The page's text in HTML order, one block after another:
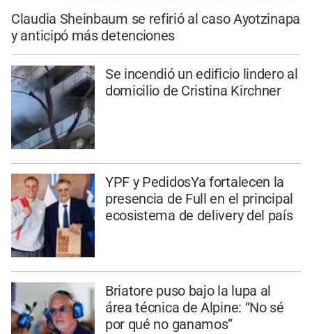
Claudia Sheinbaum se refirió al caso Ayotzinapa
y anticipó más detenciones
Se incendió un edificio lindero al
domicilio de Cristina Kirchner
YPF y PedidosYa fortalecen la
presencia de Full en el principal
ecosistema de delivery del país
Briatore puso bajo la lupa al
área técnica de Alpine: “No sé
por qué no ganamos”